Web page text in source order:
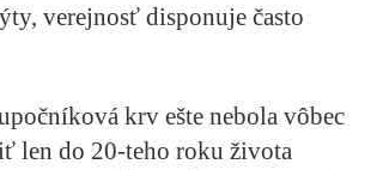
verejnosť disponuje často
krv ešte nebola vôbec
len do 20-teho roku života